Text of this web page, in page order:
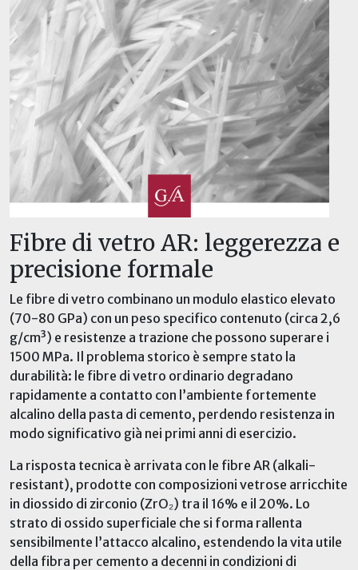
Fibre di vetro AR: leggerezza e
precisione formale
Le fibre di vetro combinano un modulo elastico elevato
(70-80 GPa) con un peso specifico contenuto (circa 2,6
g/cm³) e resistenze a trazione che possono superare i
1500 MPa. Il problema storico è sempre stato la
durabilità: le fibre di vetro ordinario degradano
rapidamente a contatto con l’ambiente fortemente
alcalino della pasta di cemento, perdendo resistenza in
modo significativo già nei primi anni di esercizio.
La risposta tecnica è arrivata con le fibre AR (alkali-
resistant), prodotte con composizioni vetrose arricchite
in diossido di zirconio (ZrO₂) tra il 16% e il 20%. Lo
strato di ossido superficiale che si forma rallenta
sensibilmente l’attacco alcalino, estendendo la vita utile
della fibra per cemento a decenni in condizioni di